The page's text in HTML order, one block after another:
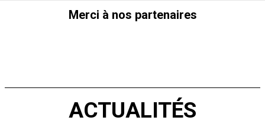
Merci à nos partenaires
ACTUALITÉS